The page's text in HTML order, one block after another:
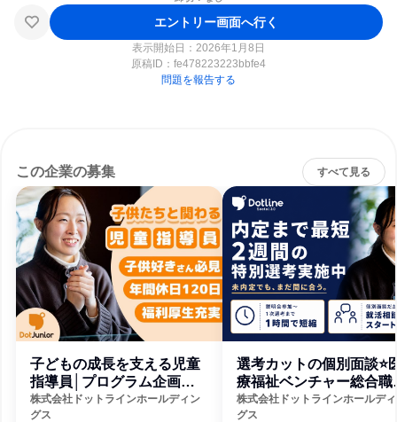
エントリー画面へ行く
表示開始日：2026年1月8日
原稿ID： fe478223223bbfe4
問題を報告する
この企業の募集 すべて見る
子どもの成長を支える児童
指導員│プログラム企画・
運営等
株式会社ドットラインホールディン
グス
選考カットの個別面談⭐
療福祉ベンチャー総合職
ース
株式会社ドットラインホールデ
グス